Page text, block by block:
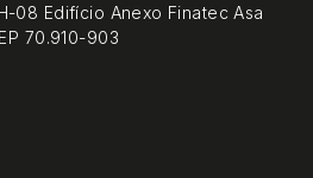
08 Edifício Anexo Finatec Asa
70.910-903